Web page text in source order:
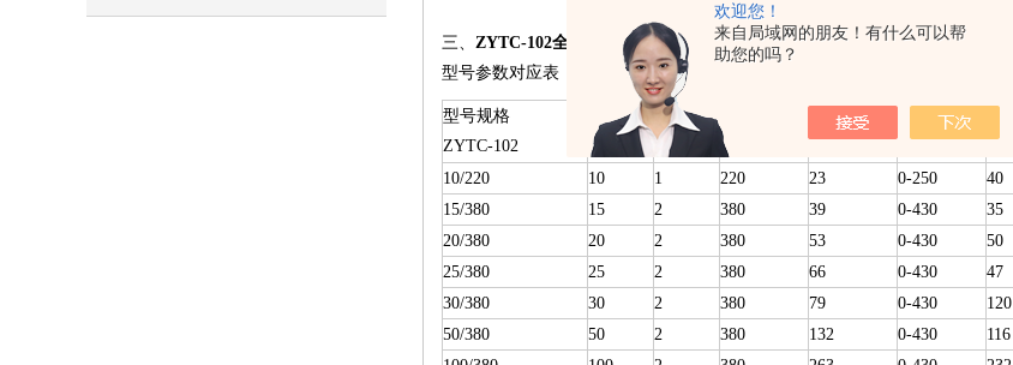
欢迎您！
来自局域网的朋友！有什么可以帮
助您的吗？
三、 ZYTC-102全自动耐压试验控制台产品参数
型号参数对应表
型号规格
ZYTC-102
容量
KVA
电 源
相数
（V）
10/220
10 1 220 23 0-250 40
15/380 15 2 380 39 0-430 35
20/380
20 2 380 53 0-430 50
25/380
25 2 380 66 0-430 47
30/380
30 2 380 79 0-430 120
50/380
50 2 380 132 0-430 116